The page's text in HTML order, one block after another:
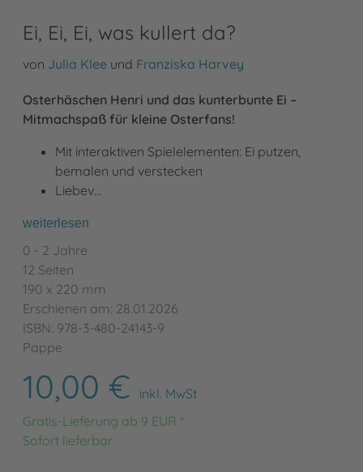
Ei, Ei, Ei, was kullert da?
von Julia Klee und Franziska Harvey
Osterhäschen Henri und das kunterbunte Ei –
Mitmachspaß für kleine Osterfans!
Mit interaktiven Spielelementen: Ei putzen,
bemalen und verstecken
Liebev…
weiterlesen
0 - 2 Jahre
12 Seiten
190 x 220 mm
Erschienen am: 28.01.2026
ISBN: 978-3-480-24143-9
Pappe
10,00 €
inkl. MwSt
Gratis-Lieferung ab 9 EUR *
Sofort lieferbar